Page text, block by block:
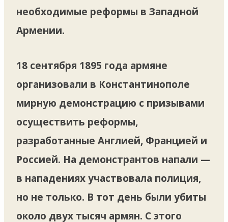
необходимые реформы в Западной
Армении.
18 сентября 1895 года армяне
организовали в Константинополе
мирную демонстрацию с призывами
осуществить реформы,
разработанные Англией, Францией и
Россией. На демонстрантов напали —
в нападениях участвовала полиция,
но не только. В тот день были убиты
около двух тысяч армян. С этого